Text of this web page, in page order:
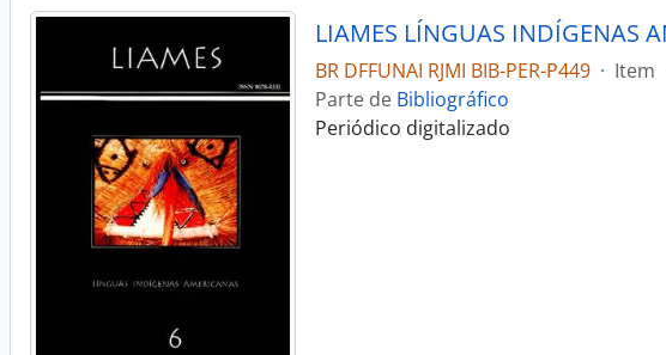
BR DFFUNAI RJMI BIB-PER-P449 · Item
Parte de Bibliográfico
Periódico digitalizado